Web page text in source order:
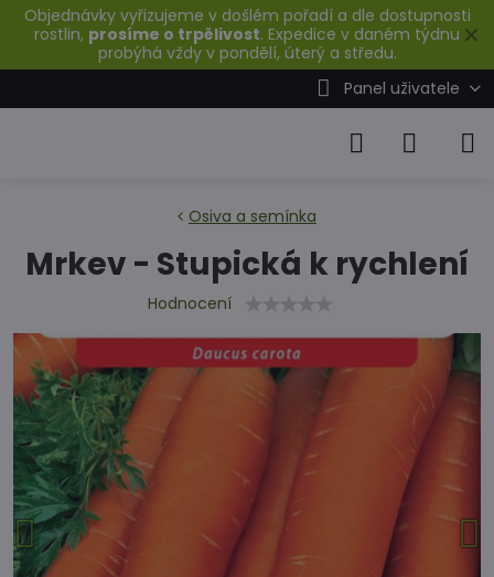
✕
Objednávky vyřizujeme v došlém pořadí a dle dostupnosti
rostlin, prosíme o trpělivost. Expedice v daném týdnu
probýhá vždy v pondělí, úterý a středu.
Panel uživatele
Osiva a semínka
Mrkev - Stupická k rychlení
Hodnocení